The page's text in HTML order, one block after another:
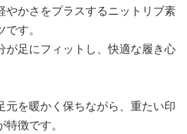
やかさをプラスするニットリブ素
す。
が足にフィットし、快適な履き心
元を暖かく保ちながら、重たい印
徴です。